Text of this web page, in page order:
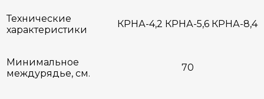
Технические
характеристики
КРНА-4,2 КРНА-5,6 КРНА-8,4
Минимальное
междурядье, см.
70